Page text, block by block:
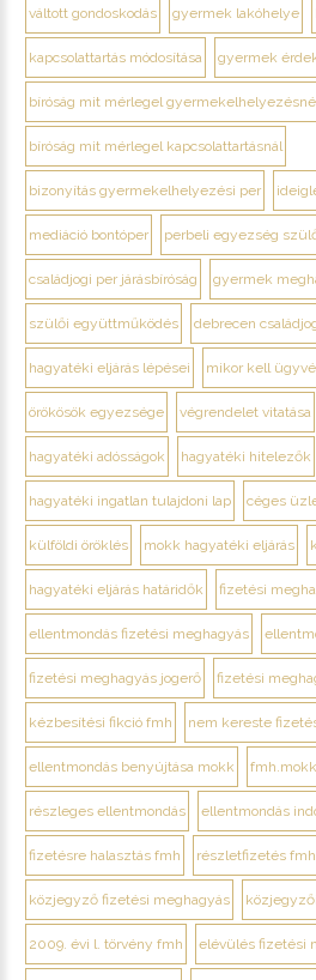
váltott gondoskodás gyermek lakóhelye
kapcsolattartás módosítása gyermek
bíróság mit mérlegel
bíróság mit mérlegel kapcsolattartásnál
bizonyítás gyermekelhelyezési per
mediáció bontóper perbeli egyezség
családjogi per járásbíróság gyermek
szülői együttműködés debrecen
hagyatéki eljárás lépései mikor kell
örökösök egyezsége végrendelet vitatása
hagyatéki adósságok hagyatéki hitelezők
hagyatéki ingatlan tulajdoni lap céges
külföldi öröklés mokk hagyatéki eljárás
hagyatéki eljárás határidők fizetési
ellentmondás fizetési meghagyás
fizetési meghagyás jogerő fizetési
kézbesítési fikció fmh nem kereste
ellentmondás benyújtása mokk
részleges ellentmondás ellentmondás
fizetésre halasztás fmh részletfizetés fmh
közjegyző fizetési meghagyás
2009. évi l. törvény fmh elévülés fizetési